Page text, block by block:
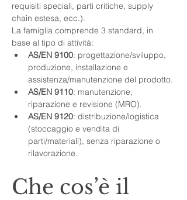
requisiti speciali, parti critiche, supply
chain estesa, ecc.).
La famiglia comprende 3 standard, in
base al tipo di attività:
AS/EN 9100: progettazione/sviluppo,
produzione, installazione e
assistenza/manutenzione del prodotto.
AS/EN 9110: manutenzione,
riparazione e revisione (MRO).
AS/EN 9120: distribuzione/logistica
(stoccaggio e vendita di
parti/materiali), senza riparazione o
rilavorazione.
Che cos’è il